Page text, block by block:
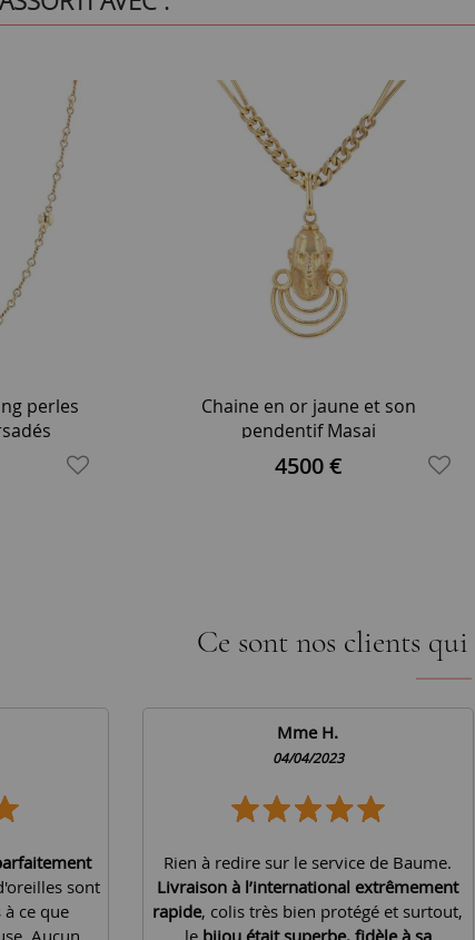
perles
Chaine en or jaune et son
pendentif Masai
4500 €
Ce sont nos clients
sont
ce que
Aucun
Mme H.
04/04/2023
Rien à redire sur le service de Baume.
Livraison à l’international extrêmement
rapide, colis très bien protégé et surtout,
le bijou était superbe, fidèle à sa